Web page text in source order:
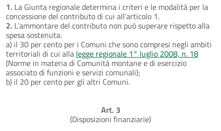
1. La Giunta regionale determina i criteri e le modalità per la
concessione del contributo di cui all’articolo 1.
2. L’ammontare del contributo non può superare rispetto alla
spesa sostenuta:
a) il 30 per cento per i Comuni che sono compresi negli ambiti
territoriali di cui alla legge regionale 1° luglio 2008, n. 18
(Norme in materia di Comunità montane e di esercizio
associato di funzioni e servizi comunali);
b) il 20 per cento per gli altri Comuni.
Art. 3
(Disposizioni finanziarie)